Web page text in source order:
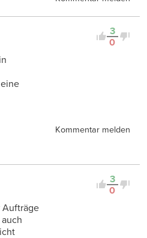
3
0
Kommentar melden
3
0
Aufträge